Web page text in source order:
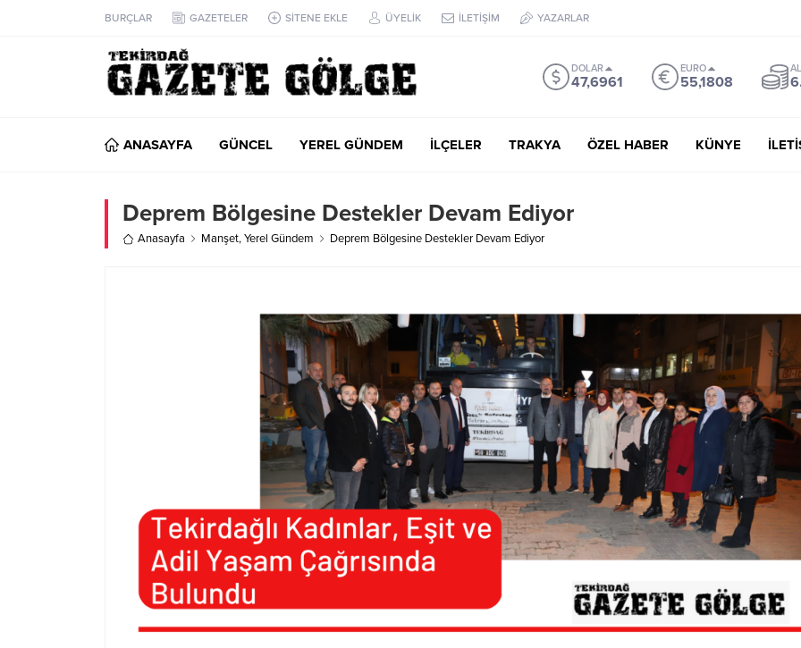
BURÇLAR GAZETELER SİTENE EKLE ÜYELİK İLETİŞİM YAZARLAR
DOLAR
47,6961
EURO
55,1808
ANASAYFA GÜNCEL YEREL GÜNDEM İLÇELER TRAKYA ÖZEL HABER KÜNYE
Deprem Bölgesine Destekler Devam Ediyor
Anasayfa Manşet,Yerel Gündem Deprem Bölgesine Destekler Devam Ediyor